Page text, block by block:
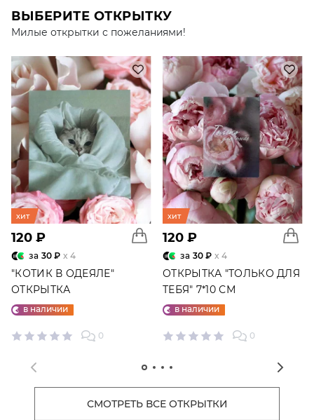
ВЫБЕРИТЕ ОТКРЫТКУ
Милые открытки с пожеланиями!
хит
120 ₽
за 30 ₽ x 4
"КОТИК В ОДЕЯЛЕ"
ОТКРЫТКА
в наличии
0
хит
120 ₽
за 30 ₽ x 4
ОТКРЫТКА "ТОЛЬКО ДЛЯ
ТЕБЯ" 7*10 СМ
в наличии
0
СМОТРЕТЬ ВСЕ ОТКРЫТКИ